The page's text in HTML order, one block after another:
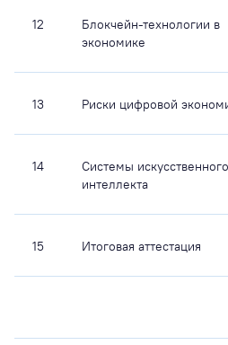
12
Блокчейн-технологии в
экономике
13 Риски цифровой
14
Системы искусственного
интеллекта
15 Итоговая аттестация